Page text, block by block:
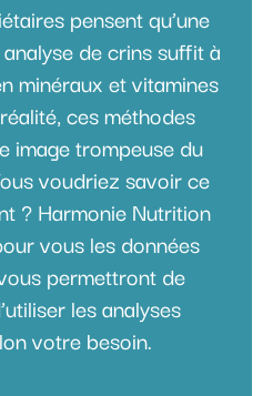
pensent qu’une
de crins suffit à
minéraux et vitamines
ces méthodes
image trompeuse du
voudriez savoir ce
? Harmonie Nutrition
vous les données
permettront de
les analyses
votre besoin.